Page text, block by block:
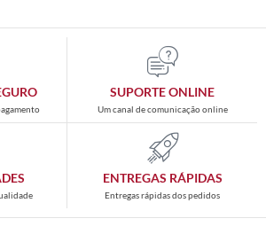
SUPORTE ONLINE
Um canal de comunicação online
ENTREGAS RÁPIDAS
Entregas rápidas dos pedidos